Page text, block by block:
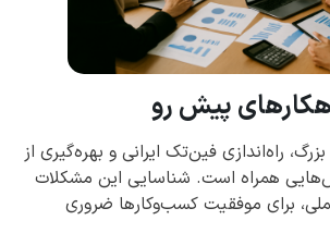
پیش رو
راه‌اندازی فین‌تک ایرانی و بهره‌گیری از
همراه است. شناسایی این مشکلات
برای موفقیت کسب‌وکارها ضروری